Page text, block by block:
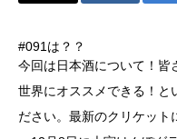
#091は？？
今回は日本酒について！皆
世界にオススメできる！と
ださい。最新のクリケット